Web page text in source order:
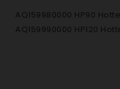
AQ159980000 HP90
AQ159990000 HP120